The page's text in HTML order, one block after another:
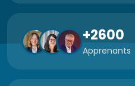
+2600
Apprenants